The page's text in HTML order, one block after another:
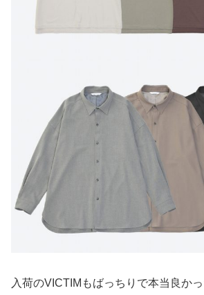
入荷のVICTIMもばっちりで本当良かっ